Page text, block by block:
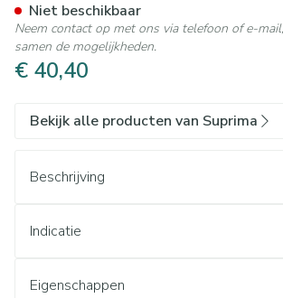
€ 40,40
Niet beschikbaar
Neem contact op met ons via telefoon of e-
samen de mogelijkheden.
Bekijk alle producten van Suprima
Beschrijving
Indicatie
Eigenschappen